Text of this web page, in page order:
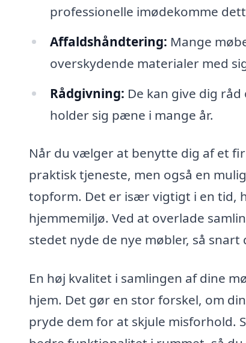
professionelle imødekomme
Affaldshåndtering: Mange
overskydende materialer med
Rådgivning: De kan give dig
holder sig pæne i mange år.
Når du vælger at benytte dig af et
praktisk tjeneste, men også en
topform. Det er især vigtigt i en tid,
hjemmemiljø. Ved at overlade
stedet nyde de nye møbler, så snart
En høj kvalitet i samlingen af dine
hjem. Det gør en stor forskel, om
pryde dem for at skjule misforhold.